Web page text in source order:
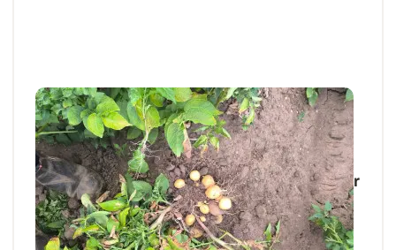
Articles et actus techniques
NORD
Pommes de terre : un climat qui favorise
les défauts physiologiques pouvant altérer
la qualité
Dans le secteur nord, certaines parcelles sont en
cours de récolte (les hâtives et les...